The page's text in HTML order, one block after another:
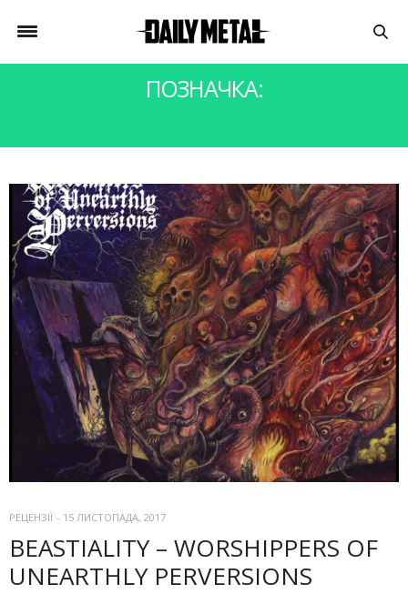
ПОЗНАЧКА:
РЕЦЕНЗІЇ - 15 ЛИСТОПАДА, 2017
BEASTIALITY – WORSHIPPERS OF
UNEARTHLY PERVERSIONS